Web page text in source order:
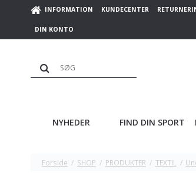
INFORMATION KUNDECENTER
DIN KONTO
NYHEDER FIND DIN SPORT
Forside / SHOP / PRODUKTER / TEXTIL /